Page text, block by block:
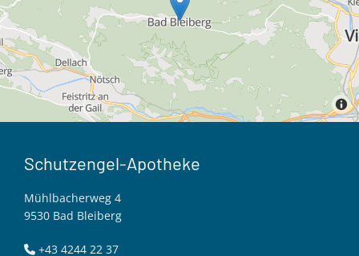
Schutzengel-Apotheke
Mühlbacherweg 4
9530 Bad Bleiberg
 +43 4244 22 37